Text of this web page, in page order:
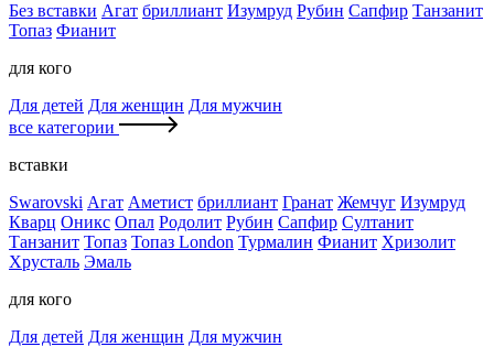
Без вставки Агат бриллиант Изумруд Рубин Сапфир Танзанит
Топаз Фианит
для кого
Для детей Для женщин Для мужчин
все категории
вставки
Swarovski Агат Аметист бриллиант Гранат Жемчуг Изумруд
Кварц Оникс Опал Родолит Рубин Сапфир Султанит
Танзанит Топаз Топаз London Турмалин Фианит Хризолит
Хрусталь Эмаль
для кого
Для детей Для женщин Для мужчин